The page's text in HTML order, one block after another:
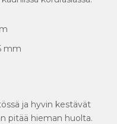
mm
ja hyvin kestävät
pitää hieman huolta.